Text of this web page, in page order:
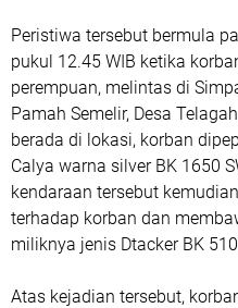
Peristiwa tersebut bermula
pukul 12.45 WIB ketika
perempuan, melintas di
Pamah Semelir, Desa
berada di lokasi, korban
Calya warna silver BK 1650
kendaraan tersebut
terhadap korban dan
miliknya jenis Dtacker BK
Atas kejadian tersebut,